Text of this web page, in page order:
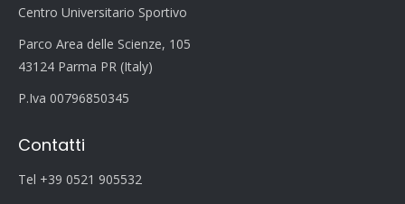
Centro Universitario Sportivo
Parco Area delle Scienze, 105
43124 Parma PR (Italy)
P.Iva 00796850345
Contatti
Tel +39 0521 905532